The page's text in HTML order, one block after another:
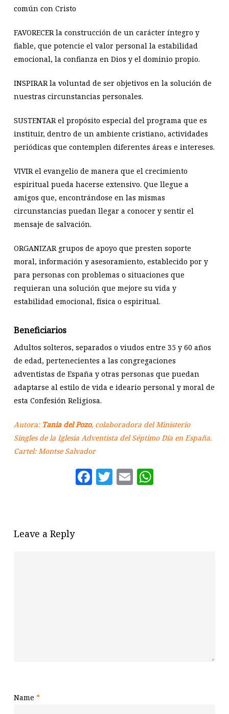
común con Cristo
FAVORECER la construcción de un carácter íntegro y
fiable, que potencie el valor personal la estabilidad
emocional, la confianza en Dios y el dominio propio.
INSPIRAR la voluntad de ser objetivos en la solución de
nuestras circunstancias personales.
SUSTENTAR el propósito especial del programa que es
instituir, dentro de un ambiente cristiano, actividades
periódicas que contemplen diferentes áreas e intereses.
VIVIR el evangelio de manera que el crecimiento
espiritual pueda hacerse extensivo. Que llegue a
amigos que, encontrándose en las mismas
circunstancias puedan llegar a conocer y sentir el
mensaje de salvación.
ORGANIZAR grupos de apoyo que presten soporte
moral, información y asesoramiento, establecido por y
para personas con problemas o situaciones que
requieran una solución que mejore su vida y
estabilidad emocional, física o espiritual.
Beneficiarios
Adultos solteros, separados o viudos entre 35 y 60 años
de edad, pertenecientes a las congregaciones
adventistas de España y otras personas que puedan
adaptarse al estilo de vida e ideario personal y moral de
esta Confesión Religiosa.
Autora: Tania del Pozo, colaboradora del Ministerio
Singles de la Iglesia Adventista del Séptimo Día en España.
Cartel: Montse Salvador
Facebook
Twitter
Email
Leave a Reply
Name *